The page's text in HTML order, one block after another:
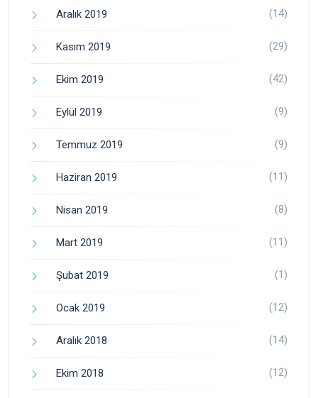
Aralık 2019 (14)
Kasım 2019 (29)
Ekim 2019 (42)
Eylül 2019 (9)
Temmuz 2019 (9)
Haziran 2019 (11)
Nisan 2019 (8)
Mart 2019 (11)
Şubat 2019 (1)
Ocak 2019 (12)
Aralık 2018 (14)
Ekim 2018 (12)